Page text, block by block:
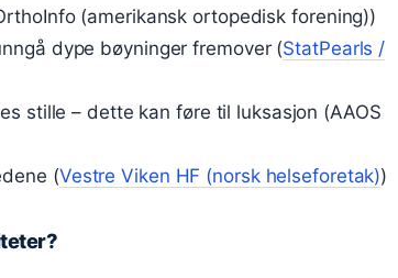
(amerikansk ortopedisk forening))
dype bøyninger fremover (StatPearls /
stille – dette kan føre til luksasjon (AAOS
(Vestre Viken HF (norsk helseforetak))